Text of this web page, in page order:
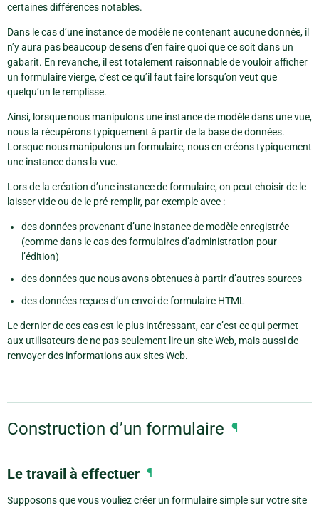
certaines différences notables.
Dans le cas d’une instance de modèle ne contenant aucune donnée, il
n’y aura pas beaucoup de sens d’en faire quoi que ce soit dans un
gabarit. En revanche, il est totalement raisonnable de vouloir afficher
un formulaire vierge, c’est ce qu’il faut faire lorsqu’on veut que
quelqu’un le remplisse.
Ainsi, lorsque nous manipulons une instance de modèle dans une vue,
nous la récupérons typiquement à partir de la base de données.
Lorsque nous manipulons un formulaire, nous en créons typiquement
une instance dans la vue.
Lors de la création d’une instance de formulaire, on peut choisir de le
laisser vide ou de le pré-remplir, par exemple avec :
des données provenant d’une instance de modèle enregistrée
(comme dans le cas des formulaires d’administration pour
l’édition)
des données que nous avons obtenues à partir d’autres sources
des données reçues d’un envoi de formulaire HTML
Le dernier de ces cas est le plus intéressant, car c’est ce qui permet
aux utilisateurs de ne pas seulement lire un site Web, mais aussi de
renvoyer des informations aux sites Web.
Construction d’un formulaire ¶
Le travail à effectuer ¶
Supposons que vous vouliez créer un formulaire simple sur votre site